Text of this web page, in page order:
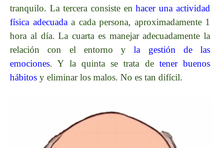
tranquilo. La tercera consiste en hacer una actividad
física adecuada a cada persona, aproximadamente 1
hora al día. La cuarta es manejar adecuadamente la
relación con el entorno y
la gestión de las
emociones. Y la quinta se trata de tener buenos
hábitos y eliminar los malos. No es tan difícil.